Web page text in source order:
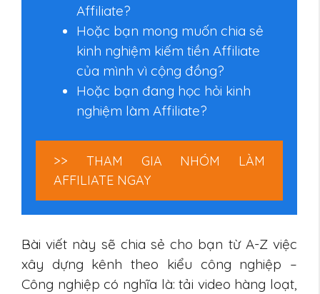
Affiliate?
Hoặc bạn mong muốn chia sẻ
kinh nghiệm kiếm tiền Affiliate
của mình vì cộng đồng?
Hoặc bạn đang học hỏi kinh
nghiệm làm Affiliate?
>> THAM GIA NHÓM LÀM
AFFILIATE NGAY
Bài viết này sẽ chia sẻ cho bạn từ A-Z việc
xây dựng kênh theo kiểu công nghiệp –
Công nghiệp có nghĩa là: tải video hàng loạt,